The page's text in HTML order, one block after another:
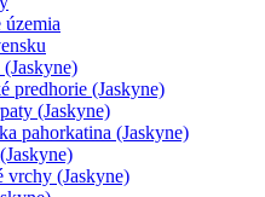
územia
predhorie (Jaskyne)
(Jaskyne)
pahorkatina (Jaskyne)
vrchy (Jaskyne)